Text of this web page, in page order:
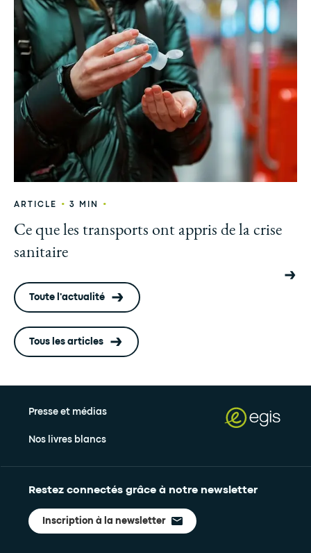
ARTICLE • 3 MIN •
Ce que les transports ont appris de la crise
sanitaire
Toute l'actualité
Tous les articles
Presse et médias
Nos livres blancs
Restez connectés grâce à notre newsletter
Inscription à la newsletter